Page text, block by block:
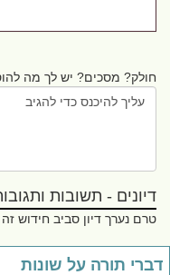
חולק? מסכים? יש לך מה
דיונים - תשובות ותגובות
טרם נערך דיון סביב חידוש זה
תורה על שונות